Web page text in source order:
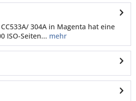
304A in Magenta hat eine
ISO-Seiten... mehr